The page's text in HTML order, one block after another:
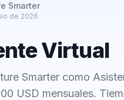
Smarter
de 2026
Virtual
Smarter como
USD mensuales.